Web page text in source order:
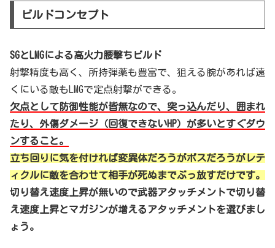
ビルドコンセプト
SGとLMGによる高火力腰撃ちビルド
射撃精度も高く、所持弾薬も豊富で、狙える腕があれば遠
くにいる敵もLMGで定点射撃ができる。
欠点として防御性能が皆無なので、突っ込んだり、囲まれ
たり、外傷ダメージ（回復できないHP）が多いとすぐダウ
ンすること。
立ち回りに気を付ければ変異体だろうがボスだろうがレテ
ィクルに敵を合わせて相手が死ぬまでぶっ放すだけです。
切り替え速度上昇が無いので武器アタッチメントで切り替
え速度上昇とマガジンが増えるアタッチメントを選びまし
ょう。